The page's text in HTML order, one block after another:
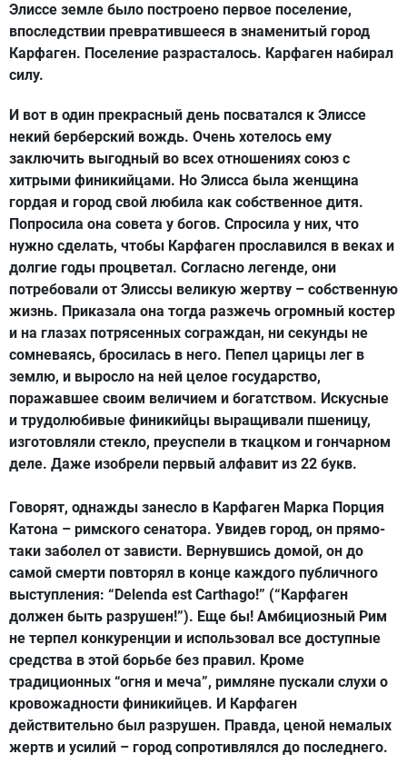
Элиссе земле было построено первое поселение,
впоследствии превратившееся в знаменитый город
Карфаген. Поселение разрасталось. Карфаген набирал
силу.
И вот в один прекрасный день посватался к Элиссе
некий берберский вождь. Очень хотелось ему
заключить выгодный во всех отношениях союз с
хитрыми финикийцами. Но Элисса была женщина
гордая и город свой любила как собственное дитя.
Попросила она совета у богов. Спросила у них, что
нужно сделать, чтобы Карфаген прославился в веках и
долгие годы процветал. Согласно легенде, они
потребовали от Элиссы великую жертву – собственную
жизнь. Приказала она тогда разжечь огромный костер
и на глазах потрясенных сограждан, ни секунды не
сомневаясь, бросилась в него. Пепел царицы лег в
землю, и выросло на ней целое государство,
поражавшее своим величием и богатством. Искусные
и трудолюбивые финикийцы выращивали пшеницу,
изготовляли стекло, преуспели в ткацком и гончарном
деле. Даже изобрели первый алфавит из 22 букв.
Говорят, однажды занесло в Карфаген Марка Порция
Катона – римского сенатора. Увидев город, он прямо-
таки заболел от зависти. Вернувшись домой, он до
самой смерти повторял в конце каждого публичного
выступления: “Delenda est Carthago!” (“Карфаген
должен быть разрушен!”). Еще бы! Амбициозный Рим
не терпел конкуренции и использовал все доступные
средства в этой борьбе без правил. Кроме
традиционных “огня и меча”, римляне пускали слухи о
кровожадности финикийцев. И Карфаген
действительно был разрушен. Правда, ценой немалых
жертв и усилий – город сопротивлялся до последнего.